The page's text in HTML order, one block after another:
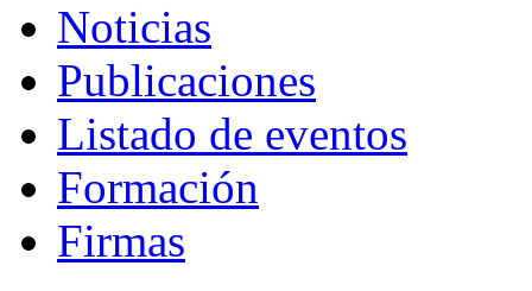
Noticias
Publicaciones
Listado de eventos
Formación
Firmas